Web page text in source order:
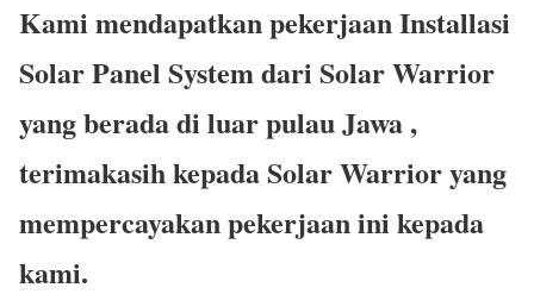
Kami mendapatkan pekerjaan Installasi
Solar Panel System dari Solar Warrior
yang berada di luar pulau Jawa ,
terimakasih kepada Solar Warrior yang
mempercayakan pekerjaan ini kepada
kami.